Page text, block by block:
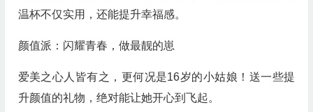
温杯不仅实用，还能提升幸福感。
颜值派：闪耀青春，做最靓的崽
爱美之心人皆有之，更何况是16岁的小姑娘！送一些提
升颜值的礼物，绝对能让她开心到飞起。